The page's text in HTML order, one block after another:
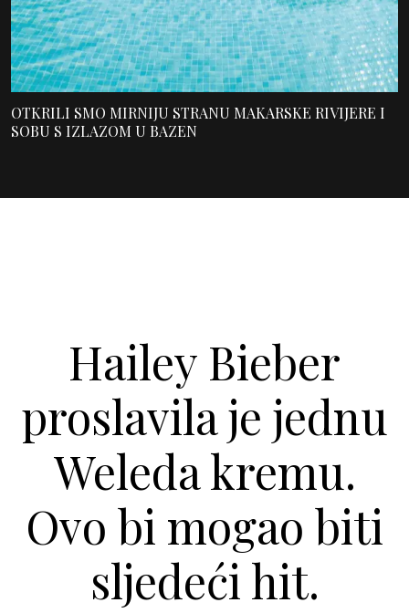
OTKRILI SMO MIRNIJU STRANU MAKARSKE RIVIJERE I
SOBU S IZLAZOM U BAZEN
Hailey Bieber
proslavila je jednu
Weleda kremu.
Ovo bi mogao biti
sljedeći hit.